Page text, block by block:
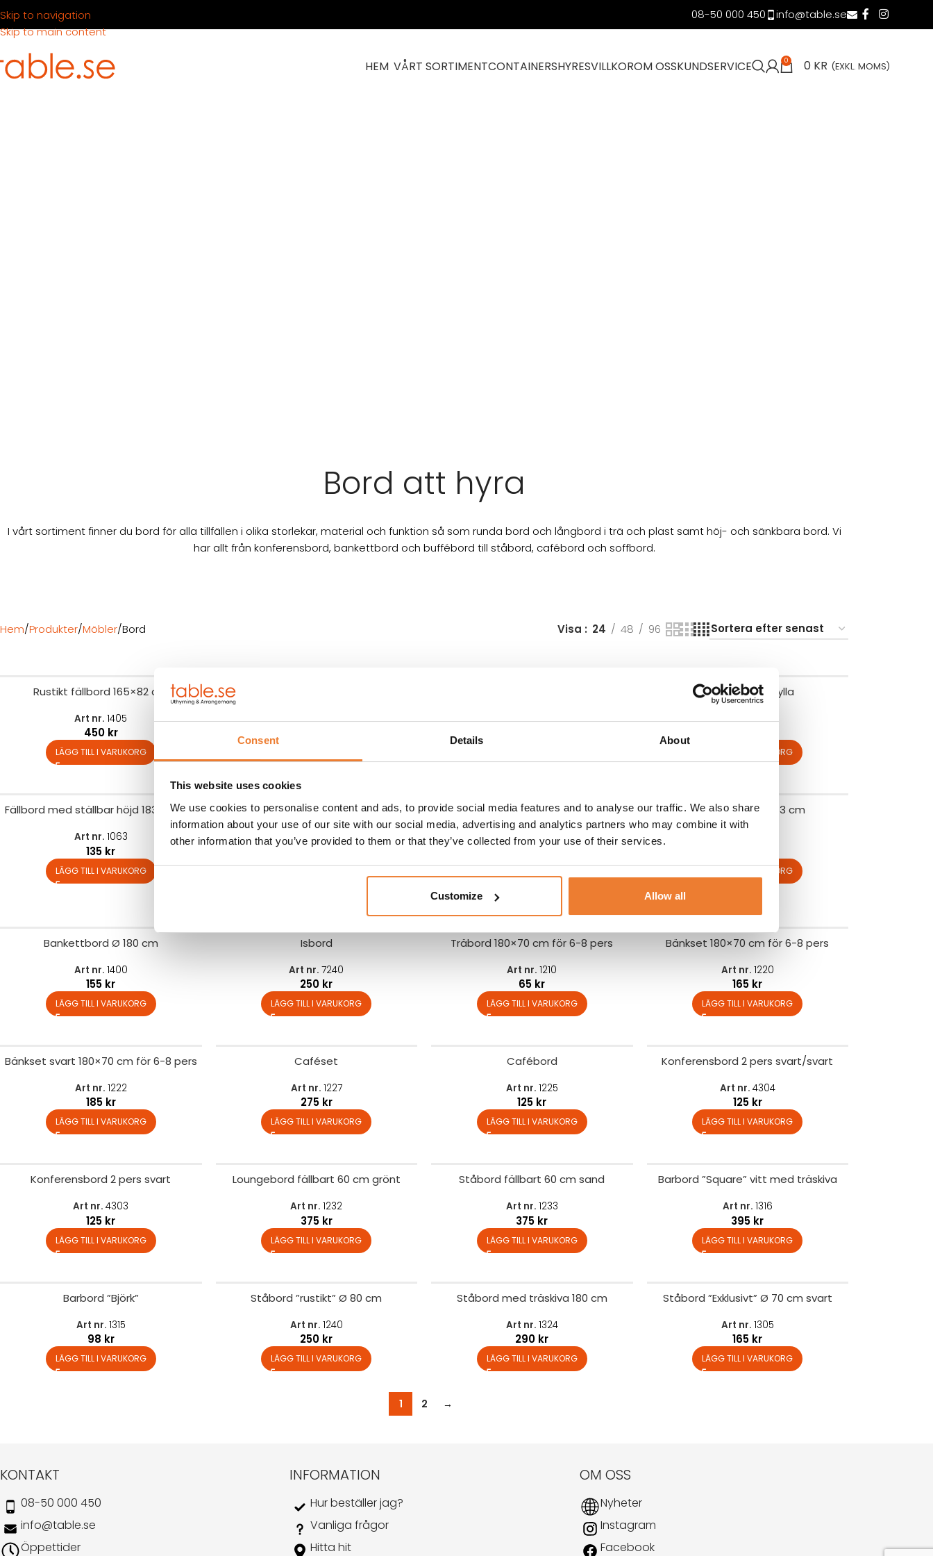
Consent Details About
This website uses cookies
We use cookies to personalise content and ads, to provide social media features and to analyse our traffic. We also share
information about your use of our site with our social media, advertising and analytics partners who may combine it with
other information that you’ve provided to them or that they’ve collected from your use of their services.
Customize Allow all
Skip to navigation
Skip to main content
08-50 000 450 info@table.se
HEM VÅRT SORTIMENTCONTAINERSHYRESVILLKOROM OSSKUNDSERVICE 0 0 KR (EXKL. MOMS)
Bord att hyra
I vårt sortiment finner du bord för alla tillfällen i olika storlekar, material och funktion så som runda bord och långbord i trä och plast samt höj- och sänkbara bord. Vi
har allt från konferensbord, bankettbord och buffébord till ståbord, cafébord och soffbord.
Hem Produkter Möbler Bord Visa 24 48 96
Rustikt fällbord 165×82 cm
Art nr.1405
450 kr
LÄGG TILL I VARUKORG
Art nr.1061 Art nr.1062
Fällbord med hylla
Art nr.1066
LÄGG TILL I VARUKORG
Fällbord med ställbar höjd 183×76 cm
Art nr. 1063
135 kr
LÄGG TILL I VARUKORG
Fällbord extra breda 183×90 cm för 6
pers
100kr
Bankettbord Ø 120 cm
Art nr.1401
kr
Bankettbord Ø 153 cm
LÄGG TILL I VARUKORG
Bankettbord Ø 180 cm
Art nr. 1400
155 kr
LÄGG TILL I VARUKORG
Isbord
Art nr.7240
250 kr
LÄGG TILL I VARUKORG
Träbord 180×70 cm för 6-8 pers
Art nr.1210
65 kr
LÄGG TILL I VARUKORG
Bänkset 180×70 cm för 6-8 pers
Art nr. 1220
165 kr
LÄGG TILL I VARUKORG
Bänkset svart 180×70 cm för 6-8 pers
Art nr. 1222
185 kr
LÄGG TILL I VARUKORG
Caféset
Art nr. 1227
275 kr
LÄGG TILL I VARUKORG
Cafébord
Art nr. 1225
125 kr
LÄGG TILL I VARUKORG
Konferensbord 2 pers svart/svart
Art nr. 4304
125 kr
LÄGG TILL I VARUKORG
Konferensbord 2 pers svart
Art nr.4303
125 kr
LÄGG TILL I VARUKORG
Loungebord fällbart 60 cm grönt
Art nr.1232
375 kr
LÄGG TILL I VARUKORG
Ståbord fällbart 60 cm sand
Art nr. 1233
375 kr
LÄGG TILL I VARUKORG
Barbord ”Square” vitt med träskiva
Art nr. 1316
395 kr
LÄGG TILL I VARUKORG
Barbord ”Björk”
Art nr. 1315
98 kr
LÄGG TILL I VARUKORG
Ståbord ”rustikt” Ø 80 cm
Art nr. 1240
250 kr
LÄGG TILL I VARUKORG
Ståbord med träskiva 180 cm
Art nr. 1324
290 kr
LÄGG TILL I VARUKORG
Ståbord ”Exklusivt” Ø 70 cm svart
Art nr. 1305
165 kr
LÄGG TILL I VARUKORG
1 2 →
KONTAKT
08-50 000 450
info@table.se
Öppettider
INFORMATION
Hur beställer jag?
Vanliga frågor
Hitta hit
OM OSS
Nyheter
Instagram
Facebook